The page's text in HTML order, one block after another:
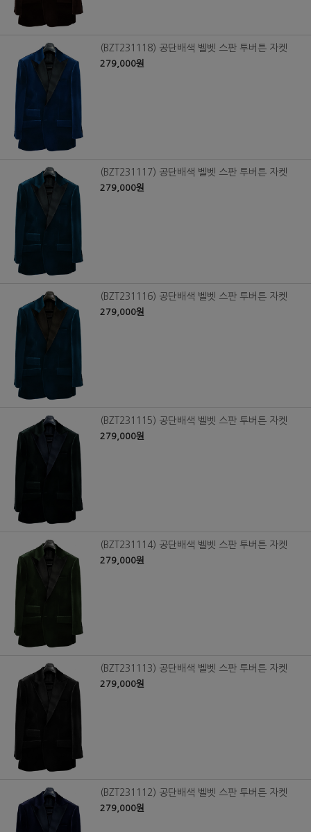
(BZT231118) 공단배색 벨벳 스판 투버튼 자켓
279,000원
(BZT231117) 공단배색 벨벳 스판 투버튼 자켓
279,000원
(BZT231116) 공단배색 벨벳 스판 투버튼 자켓
279,000원
(BZT231115) 공단배색 벨벳 스판 투버튼 자켓
279,000원
(BZT231114) 공단배색 벨벳 스판 투버튼 자켓
279,000원
(BZT231113) 공단배색 벨벳 스판 투버튼 자켓
279,000원
(BZT231112) 공단배색 벨벳 스판 투버튼 자켓
279,000원